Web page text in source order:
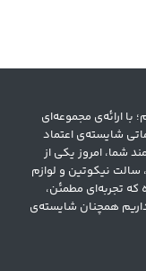
با ارائه‌ی مجموعه‌ای
شایسته‌ی اعتماد
شما، امروز یکی از
نیکوتین و لوازم
که تجربه‌ای مطمئن،
همچنان شایسته‌ی